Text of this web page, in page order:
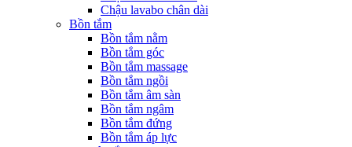
Chậu lavabo chân dài
Bồn tắm
Bồn tắm nằm
Bồn tắm góc
Bồn tắm massage
Bồn tắm ngồi
Bồn tắm âm sàn
Bồn tắm ngâm
Bồn tắm đứng
Bồn tắm áp lực